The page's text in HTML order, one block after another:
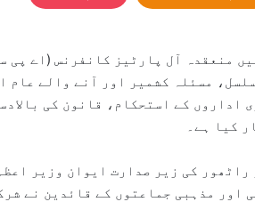
منعقدہ آل پارٹیز کانفرنس (اے پی
مسئلہ کشمیر اور آنے والے عام
کے استحکام، قانون کی
کیا ہے۔
کی زیر صدارت ایوان وزیر
اور مذہبی جماعتوں کے قائدین نے